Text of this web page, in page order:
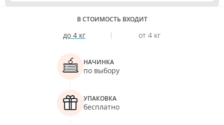
В СТОИМОСТЬ ВХОДИТ
до 4 кг от 4 кг
НАЧИНКА
по выбору
УПАКОВКА
бесплатно